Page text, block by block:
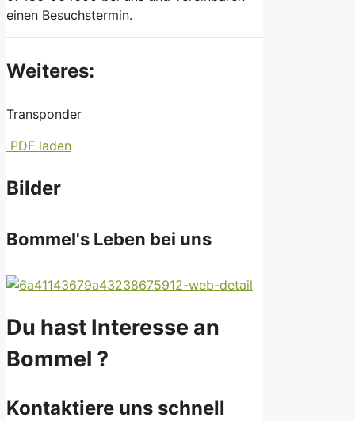
einen Besuchstermin.
Weiteres:
Transponder
PDF laden
Bilder
Bommel's Leben bei uns
Du hast Interesse an
Bommel ?
Kontaktiere uns schnell